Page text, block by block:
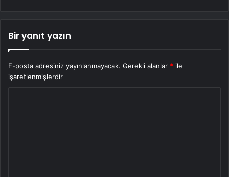
Bir yanıt yazın
E-posta adresiniz yayınlanmayacak. Gerekli alanlar * ile
işaretlenmişlerdir